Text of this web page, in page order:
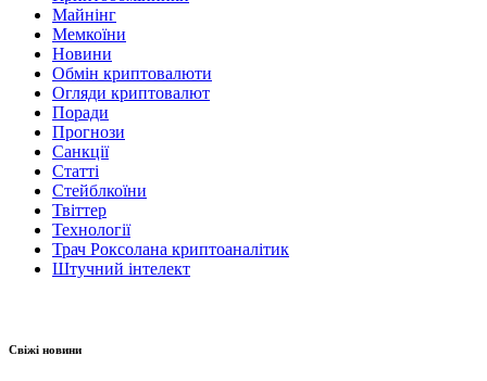
Майнінг
Мемкоїни
Новини
Обмін криптовалюти
Огляди криптовалют
Поради
Прогнози
Санкції
Статті
Стейблкоїни
Твіттер
Технології
Трач Роксолана криптоаналітик
Штучний інтелект
Свіжі новини